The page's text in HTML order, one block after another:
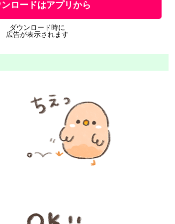
ロードはアプリから
ダウンロード時に
広告が表示されます